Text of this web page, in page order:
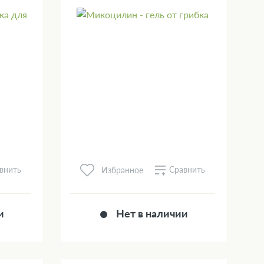
Избранное Сравнить
Нет в наличии